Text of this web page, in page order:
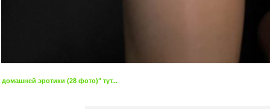
эротики (28 фото)" тут...